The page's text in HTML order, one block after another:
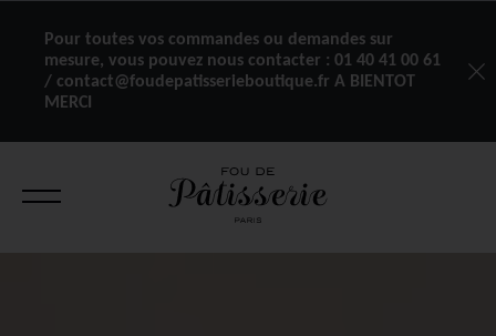
Pour toutes vos commandes ou demandes sur
mesure, vous pouvez nous contacter : 01 40 41 00 61
/ contact@foudepatisserieboutique.fr A BIENTOT
MERCI